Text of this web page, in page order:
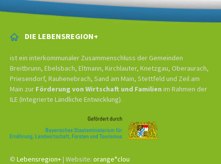
DIE LEBENSREGION+
ist ein interkommunaler Zusammenschluss der Gemeinden
Breitbrunn, Ebelsbach, Eltmann, Kirchlauter, Knetzgau, Oberaurach,
Priesendorf, Rauhenebrach, Sand am Main, Stettfeld und Zeil am
Main zur Förderung von Wirtschaft und Familien im Rahmen der
ILE (Integrierte Ländliche Entwicklung).
© Lebensregion+| Website: orange°clou